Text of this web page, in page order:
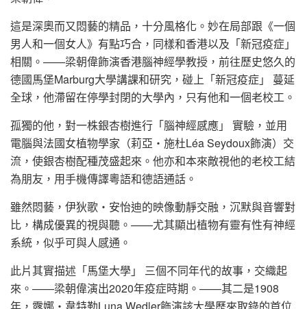
這是深奧而又悶藝的精品，十分風格化。妙在局部跟《一個
男人和一個女人》有點巧合，同樣和香港以及「新冠疫症」
相關。——梁朝偉飾演香港腦神經學教授，前往歷史悠久的
德國馬堡Marburg大學講課和研究，碰上「新冠疫症」 蔓延
全球，他滯留在停學封閉的大學內，只有他和一個老校工。
孤獨的他，對一株銀杏樹進行「腦神經感應」 實驗，並用
電腦與法國女植物學家（莉亞‧施杜Léa Seydoux飾演）交
流，使銀杏樹配種茂盛起來。他亦和本來敵視他的老校工結
為朋友，用手機傳譯粵語和德語通話。
雖然悶藝，伊狄歌‧安怡迪的映像動靜交融，沉默與音響對
比，構成優異的視與聽。——尤其顯出植物有靈有性有神經
系統，似乎可與人感通。
此片其實描述「馬堡大學」 三個不同年代的故事，交織起
來。——梁朝偉演出2020年疫症時期。——其二是1908